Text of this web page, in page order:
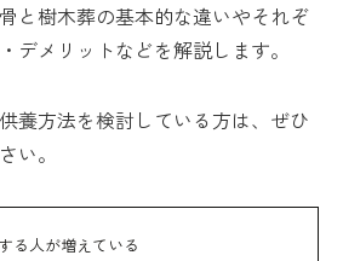
と樹木葬の基本的な違いやそれぞ
デメリットなどを解説します。
養方法を検討している方は、ぜひ
い。
る人が増えている